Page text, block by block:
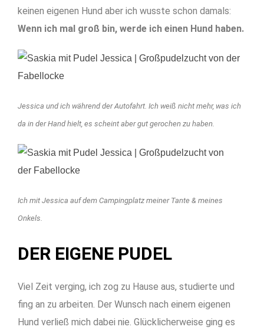
keinen eigenen Hund aber ich wusste schon damals:
Wenn ich mal groß bin, werde ich einen Hund haben.
Jessica und ich während der Autofahrt. Ich weiß nicht mehr, was ich
da in der Hand hielt, es scheint aber gut gerochen zu haben.
Ich mit Jessica auf dem Campingplatz meiner Tante & meines
Onkels.
DER EIGENE PUDEL
Viel Zeit verging, ich zog zu Hause aus, studierte und
fing an zu arbeiten. Der Wunsch nach einem eigenen
Hund verließ mich dabei nie. Glücklicherweise ging es